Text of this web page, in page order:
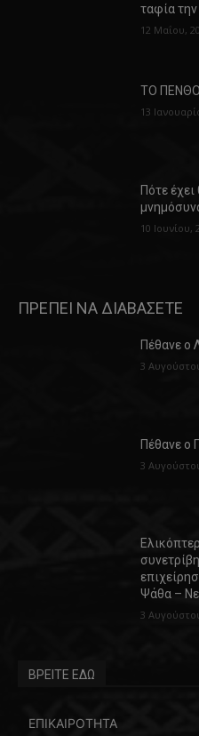
ταφία
12 Μαΐου,
ΤΟ
13
Πότε
10 Ιουνίου,
ΠΡΕΠΕΙ ΝΑ ΔΙΑΒΑΣΕΤΕ
Πέθανε ο
3
Πέθανε ο
3
Ψάθα –
3
ΒΡΕΙΤΕ ΕΔΩ
ΕΠΙΚΑΙΡΟΤΗΤΑ